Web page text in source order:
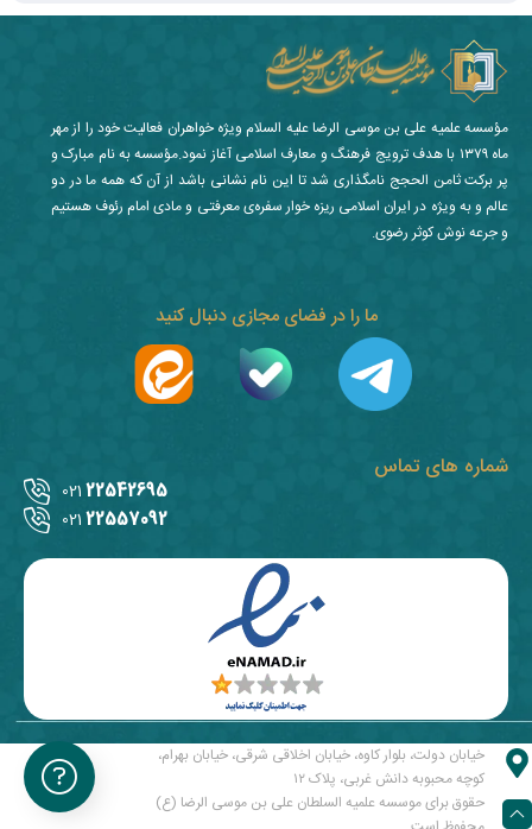
شماره های تماس
22542695
021
22557092
021
ما را در فضای مجازی دنبال کنید
مؤسسه علمیه علی بن موسی الرضا علیه السلام ویژه خواهران فعالیت خود را از مهر
ماه ۱۳۷۹ با هدف ترویج فرهنگ و معارف اسلامی آغاز نمود.مؤسسه به نام مبارک و
پر برکت ثامن الحجج نامگذاری شد تا این نام نشانی باشد از آن که همه ما در دو
عالم و به ویژه در ایران اسلامی ریزه خوار سفره‌ی معرفتی و مادی امام رئوف هستیم
و جرعه نوش کوثر رضوی.
خیابان دولت، بلوار کاوه، خیابان اخلاقی شرقی، خیابان بهرام،
کوچه محبوبه دانش غربی، پلاک ۱۲
حقوق برای موسسه علمیه السلطان علی بن موسی الرضا (ع)